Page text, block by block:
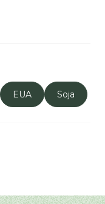
EUA Soja